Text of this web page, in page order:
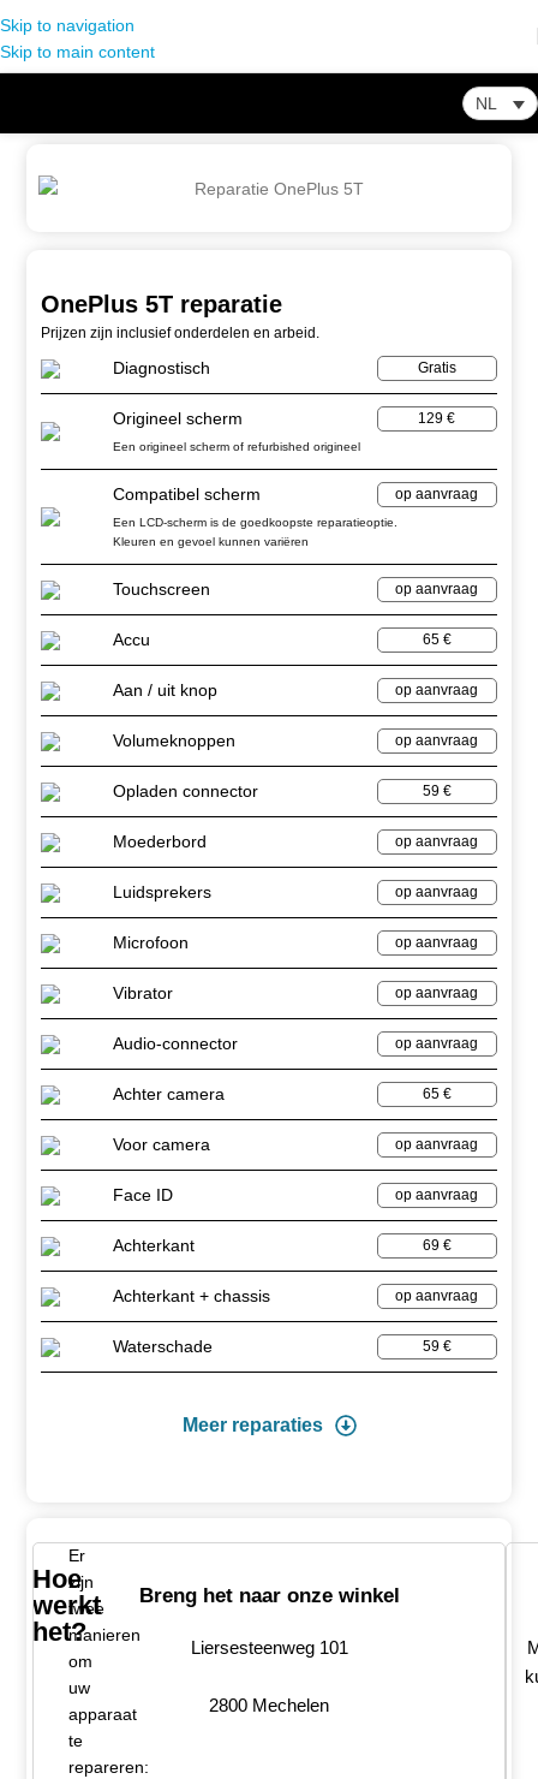
Skip to navigation
Skip to main content
NL
OnePlus 5T reparatie
Prijzen zijn inclusief onderdelen en arbeid.
Diagnostisch Gratis
Origineel scherm 129 €
Een origineel scherm of refurbished origineel
Compatibel scherm op aanvraag
Een LCD-scherm is de goedkoopste reparatieoptie.
Kleuren en gevoel kunnen variëren
Touchscreen op aanvraag
Accu 65 €
Aan / uit knop op aanvraag
Volumeknoppen op aanvraag
Opladen connector 59 €
Moederbord op aanvraag
Luidsprekers op aanvraag
Microfoon op aanvraag
Vibrator op aanvraag
Audio-connector op aanvraag
Achter camera 65 €
Voor camera op aanvraag
Face ID op aanvraag
Achterkant 69 €
Achterkant + chassis op aanvraag
Waterschade 59 €
Meer reparaties
Hoe
werkt
het?
Er
zijn
twee
manieren
om
uw
apparaat
te
repareren:
Breng het naar onze winkel
Liersesteenweg 101
2800 Mechelen